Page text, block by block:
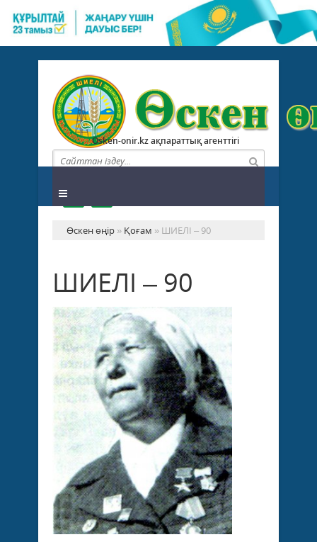
Osken-onir.kz ақпараттық агенттігі
Өскен өңір » Қоғам » ШИЕЛІ – 90
ШИЕЛІ – 90